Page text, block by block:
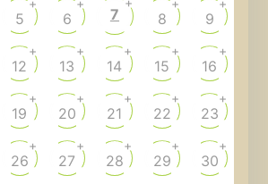
5
+
6
+
7 8
+
9
+
12
+
13
+
14
+
15
+
16
+
19
+
20
+
21
+
22
+
23
+
26
+
27
+
28
+
29
+
30
+